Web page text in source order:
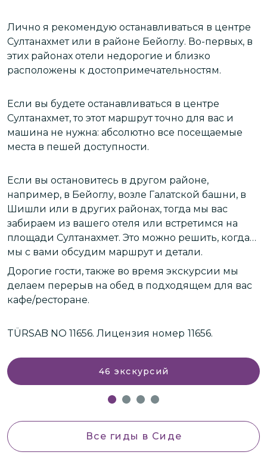
Лично я рекомендую останавливаться в центре
Султанахмет или в районе Бейоглу. Во-первых, в
этих районах отели недорогие и близко
расположены к достопримечательностям.
Если вы будете останавливаться в центре
Султанахмет, то этот маршрут точно для вас и
машина не нужна: абсолютно все посещаемые
места в пешей доступности.
Если вы остановитесь в другом районе,
например, в Бейоглу, возле Галатской башни, в
Шишли или в других районах, тогда мы вас
забираем из вашего отеля или встретимся на
площади Султанахмет. Это можно решить, когда
мы с вами обсудим маршрут и детали.
Дорогие гости, также во время экскурсии мы
делаем перерыв на обед в подходящем для вас
кафе/ресторане.
TÜRSAB NO 11656. Лицензия номер 11656.
46 экскурсий
Все гиды в Сиде